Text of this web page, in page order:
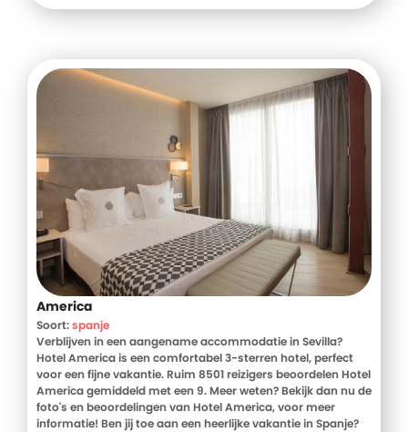
America
Soort:spanje
Verblijven in een aangename accommodatie in Sevilla?
Hotel America is een comfortabel 3-sterren hotel, perfect
voor een fijne vakantie. Ruim 8501 reizigers beoordelen Hotel
America gemiddeld met een 9. Meer weten? Bekijk dan nu de
foto's en beoordelingen van Hotel America, voor meer
informatie! Ben jij toe aan een heerlijke vakantie in Spanje?